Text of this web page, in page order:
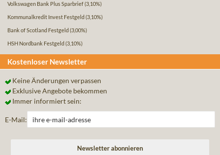
Volkswagen Bank Plus Sparbrief(3,10%)
Kommunalkredit Invest Festgeld (3,10%)
Bank of Scotland Festgeld (3,00%)
HSH Nordbank Festgeld (3,10%)
Kostenloser Newsletter
Keine Änderungen verpassen
Exklusive Angebote bekommen
Immer informiert sein:
E-Mail: